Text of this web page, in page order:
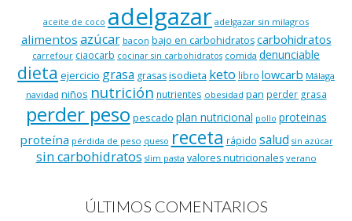
aceite de coco adelgazar adelgazar sin milagros
alimentos azúcar bacon bajo en carbohidratos carbohidratos
carrefour ciaocarb cocinar sin carbohidratos comida denunciable
dieta ejercicio grasa grasasisodieta keto libro lowcarb Málaga
navidad niños nutrición nutrientes obesidad pan perder grasa
perder peso pescado plan nutricional pollo proteinas
proteína pérdida de peso queso receta rápido salud sin azúcar
sin carbohidratos slim pasta valores nutricionales verano
ÚLTIMOS COMENTARIOS